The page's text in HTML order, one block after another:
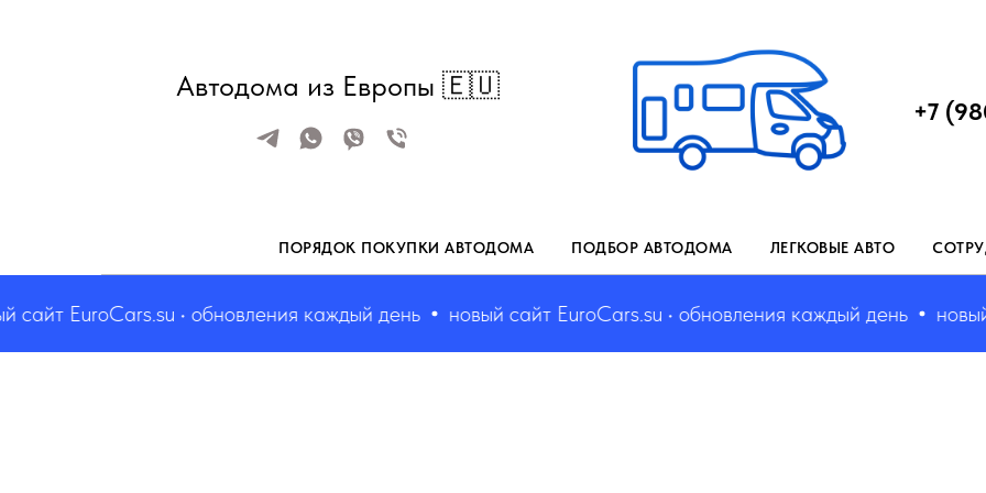
Автодома из Европы 🇪🇺
+7
ПОРЯДОК ПОКУПКИ АВТОДОМА ПОДБОР АВТОДОМА ЛЕГКОВЫЕ АВТО
EuroCars.su • обновления каждый день новый сайт EuroCars.su • обновления каждый день новый